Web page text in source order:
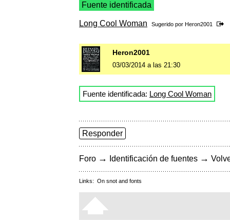
Fuente identificada
Long Cool Woman Sugerido por Heron2001
Heron2001
03/03/2014 a las 21:30
Fuente identificada: Long Cool Woman
Responder
Foro → Identificación de fuentes →
Links: On snot and fonts